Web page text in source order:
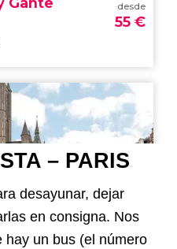
– PARIS
desayunar, dejar
en consigna. Nos
hay un bus (el número